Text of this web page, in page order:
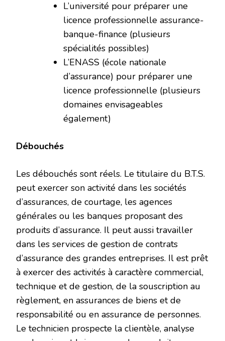
L’université pour préparer une
licence professionnelle assurance-
banque-finance (plusieurs
spécialités possibles)
L’ENASS (école nationale
d’assurance) pour préparer une
licence professionnelle (plusieurs
domaines envisageables
également)
Débouchés
Les débouchés sont réels. Le titulaire du B.T.S.
peut exercer son activité dans les sociétés
d’assurances, de courtage, les agences
générales ou les banques proposant des
produits d’assurance. Il peut aussi travailler
dans les services de gestion de contrats
d’assurance des grandes entreprises. Il est prêt
à exercer des activités à caractère commercial,
technique et de gestion, de la souscription au
règlement, en assurances de biens et de
responsabilité ou en assurance de personnes.
Le technicien prospecte la clientèle, analyse